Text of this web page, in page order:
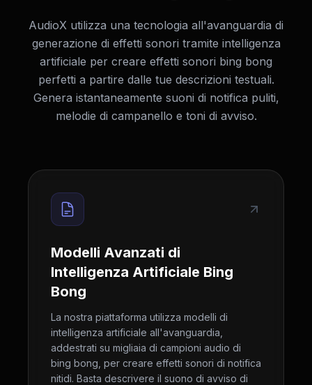
AudioX utilizza una tecnologia all'avanguardia di
generazione di effetti sonori tramite intelligenza
artificiale per creare effetti sonori bing bong
perfetti a partire dalle tue descrizioni testuali.
Genera istantaneamente suoni di notifica puliti,
melodie di campanello e toni di avviso.
Modelli Avanzati di
Intelligenza Artificiale Bing
Bong
La nostra piattaforma utilizza modelli di
intelligenza artificiale all'avanguardia,
addestrati su migliaia di campioni audio di
bing bong, per creare effetti sonori di notifica
nitidi. Basta descrivere il suono di avviso di